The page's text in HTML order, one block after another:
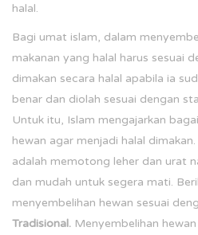
halal.
Bagi umat islam, dalam
makanan yang halal harus sesuai
dimakan secara halal apabila ia
benar dan diolah sesuai dengan
Untuk itu, Islam mengajarkan
hewan agar menjadi halal
adalah memotong leher dan urat
dan mudah untuk segera mati.
menyembelihan hewan sesuai
Tradisional. Menyembelihan